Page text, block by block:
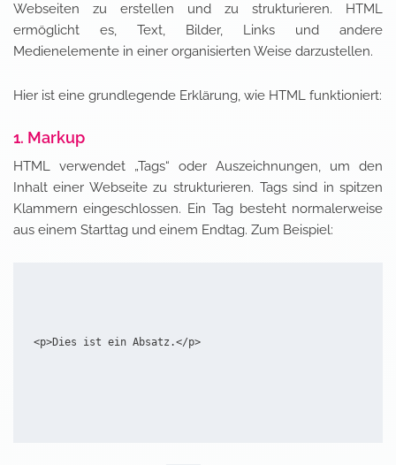
Webseiten zu erstellen und zu strukturieren. HTML
ermöglicht es, Text, Bilder, Links und andere
Medienelemente in einer organisierten Weise darzustellen.
Hier ist eine grundlegende Erklärung, wie HTML funktioniert:
1. Markup
HTML verwendet „Tags“ oder Auszeichnungen, um den
Inhalt einer Webseite zu strukturieren. Tags sind in spitzen
Klammern eingeschlossen. Ein Tag besteht normalerweise
aus einem Starttag und einem Endtag. Zum Beispiel:
<p>Dies ist ein Absatz.</p>